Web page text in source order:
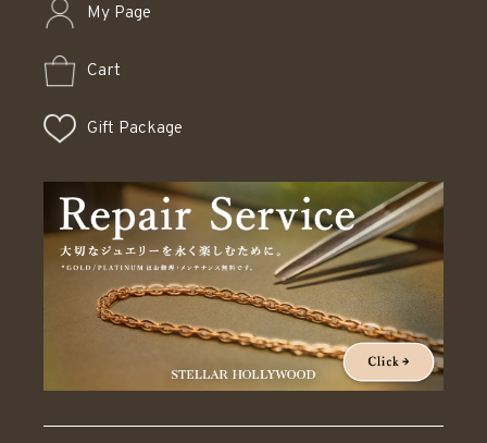
My Page
Cart
Gift Package